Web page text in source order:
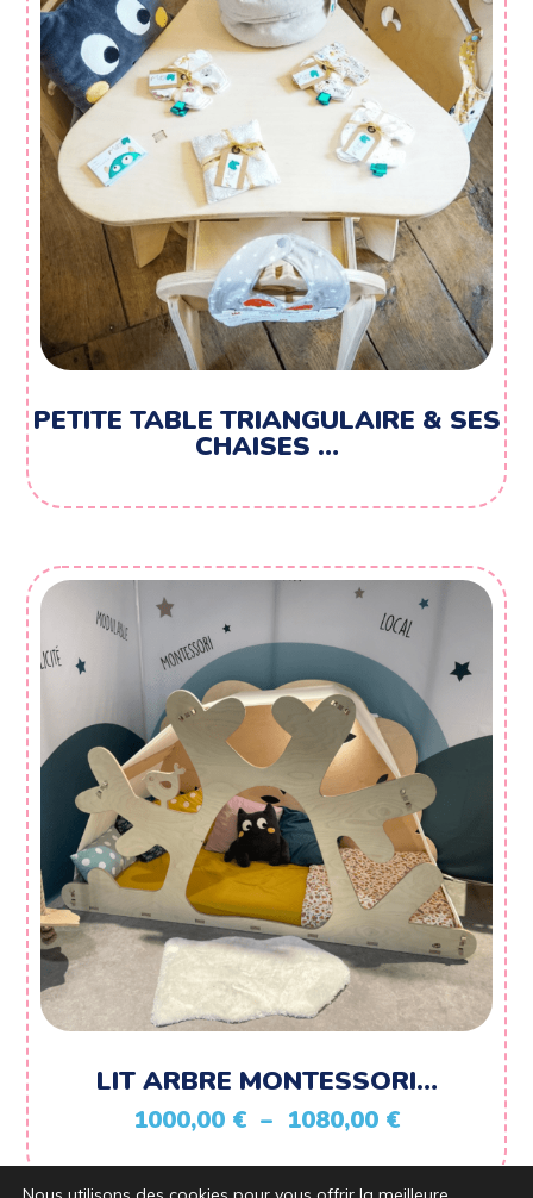
PETITE TABLE TRIANGULAIRE & SES
CHAISES …
LIT ARBRE MONTESSORI…
1000,00 € – 1080,00 €Plage
prix :